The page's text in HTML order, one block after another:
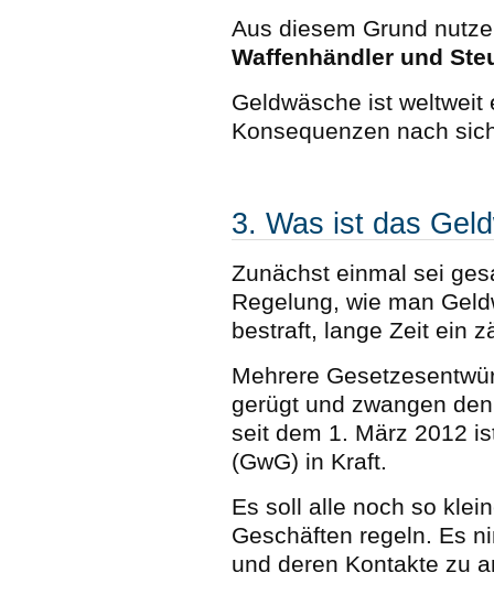
Aus diesem Grund
Waffenhändler und
Geldwäsche ist
Konsequenzen nach
3. Was ist das
Zunächst einmal sei
Regelung, wie man
bestraft, lange Zeit ein
Mehrere
gerügt und zwangen
seit dem 1. März 2012
(GwG) in Kraft.
Es soll alle noch so
Geschäften regeln. Es
und deren Kontakte zu